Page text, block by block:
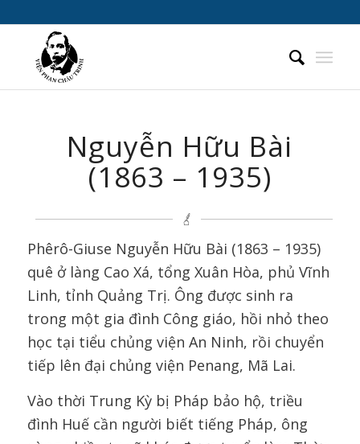
Nguyễn Hữu Bài
(1863 – 1935)
Phêrô-Giuse Nguyễn Hữu Bài (1863 – 1935)
quê ở làng Cao Xá, tổng Xuân Hòa, phủ Vĩnh
Linh, tỉnh Quảng Trị. Ông được sinh ra
trong một gia đình Công giáo, hồi nhỏ theo
học tại tiểu chủng viện An Ninh, rồi chuyển
tiếp lên đại chủng viện Penang, Mã Lai.
Vào thời Trung Kỳ bị Pháp bảo hộ, triều
đình Huế cần người biết tiếng Pháp, ông